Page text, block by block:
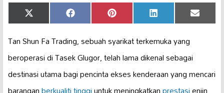
Share
on
X
(Twitter)
Share
on
Facebook Share
on
Pinterest Share
on
LinkedIn Share
on
Email
Tan Shun Fa Trading, sebuah syarikat terkemuka yang
beroperasi di Tasek Glugor, telah lama dikenal sebagai
destinasi utama bagi pencinta ekses kenderaan yang mencari